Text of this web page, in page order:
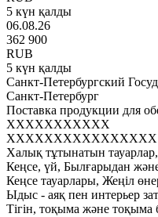
5 күн қалды
06.08.26
362 900
RUB
5 күн қалды
Санкт-Петербургский
Санкт-Петербург
Поставка продукции для
XXXXXXXXXXX
XXXXXXXXXXXXXXXX
Халық тұтынатын
Кеңсе, үй, Былғарыдан
Кеңсе тауарлары, Жеңіл
Ыдыс - аяқ пен интерьер
Тігін, тоқыма және